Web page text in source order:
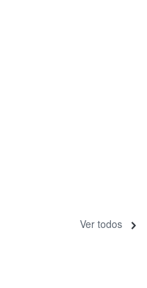
Ver todos